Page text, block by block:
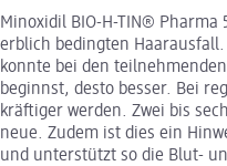
Minoxidil BIO-H-TIN® Pharma
erblich bedingten
konnte bei den
beginnst, desto besser. Bei
kräftiger werden. Zwei bis
neue. Zudem ist dies ein
und unterstützt so die Blut-